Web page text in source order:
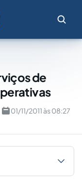
de
01/11/2011 às 08:27